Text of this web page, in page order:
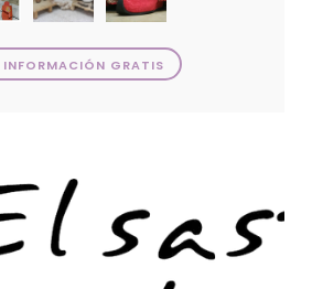
INFORMACIÓN GRATIS